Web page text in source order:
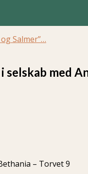
Salmer”…
i selskab med
– Torvet 9